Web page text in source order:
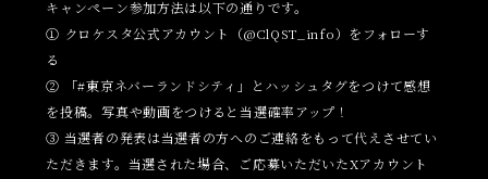
キャンペーン参加方法は以下の通りです。
① クロケスタ公式アカウント（@ClQST_info）をフォローす
る
② 「#東京ネバーランドシティ」とハッシュタグをつけて感想
を投稿。写真や動画をつけると当選確率アップ！
③ 当選者の発表は当選者の方へのご連絡をもって代えさせてい
ただきます。当選された場合、ご応募いただいたXアカウント